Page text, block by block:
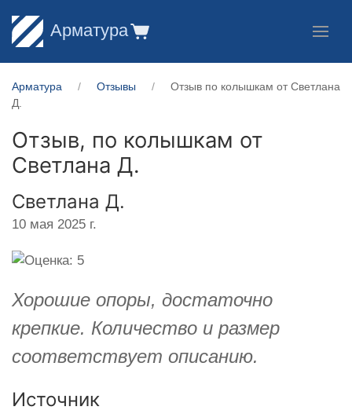
Арматура
Арматура Отзывы
Отзыв по колышкам от Светлана
Д.
Отзыв, по колышкам от
Светлана Д.
Светлана Д.
10 мая 2025 г.
Хорошие опоры, достаточно
крепкие. Количество и размер
соответствует описанию.
Источник